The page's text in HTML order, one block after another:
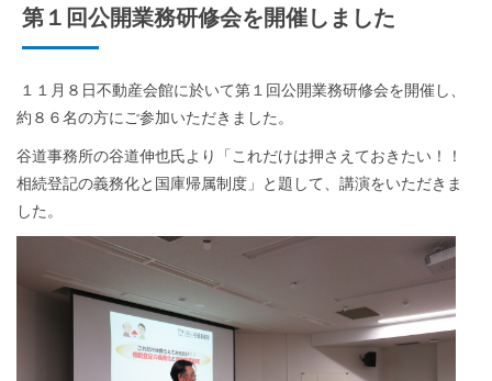
第１回公開業務研修会を開催しました
１１月８日不動産会館に於いて第１回公開業務研修会を開催し、
約８６名の方にご参加いただきました。
谷道事務所の谷道伸也氏より「これだけは押さえておきたい！！
相続登記の義務化と国庫帰属制度」と題して、講演をいただきま
した。